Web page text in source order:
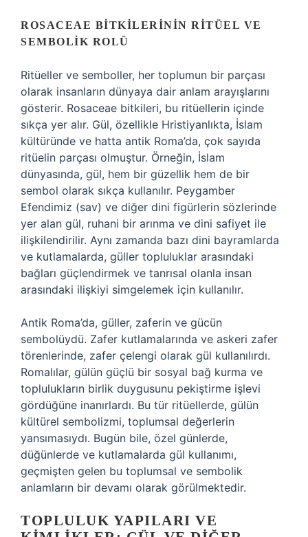
ROSACEAE BITKILERININ RITÜEL VE
SEMBOLIK ROLÜ
Ritüeller ve semboller, her toplumun bir parçası
olarak insanların dünyaya dair anlam arayışlarını
gösterir. Rosaceae bitkileri, bu ritüellerin içinde
sıkça yer alır. Gül, özellikle Hristiyanlıkta, İslam
kültüründe ve hatta antik Roma’da, çok sayıda
ritüelin parçası olmuştur. Örneğin, İslam
dünyasında, gül, hem bir güzellik hem de bir
sembol olarak sıkça kullanılır. Peygamber
Efendimiz (sav) ve diğer dini figürlerin sözlerinde
yer alan gül, ruhani bir arınma ve dini safiyet ile
ilişkilendirilir. Aynı zamanda bazı dini bayramlarda
ve kutlamalarda, güller topluluklar arasındaki
bağları güçlendirmek ve tanrısal olanla insan
arasındaki ilişkiyi simgelemek için kullanılır.
Antik Roma’da, güller, zaferin ve gücün
sembolüydü. Zafer kutlamalarında ve askeri zafer
törenlerinde, zafer çelengi olarak gül kullanılırdı.
Romalılar, gülün güçlü bir sosyal bağ kurma ve
toplulukların birlik duygusunu pekiştirme işlevi
gördüğüne inanırlardı. Bu tür ritüellerde, gülün
kültürel sembolizmi, toplumsal değerlerin
yansımasıydı. Bugün bile, özel günlerde,
düğünlerde ve kutlamalarda gül kullanımı,
geçmişten gelen bu toplumsal ve sembolik
anlamların bir devamı olarak görülmektedir.
TOPLULUK YAPILARI VE